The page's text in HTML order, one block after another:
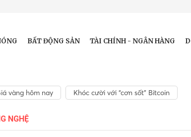
BẤT ĐỘNG SẢN TÀI CHÍNH - NGÂN HÀNG
vàng hôm nay Khóc cười với “cơn sốt” Bitcoin
NGHỆ